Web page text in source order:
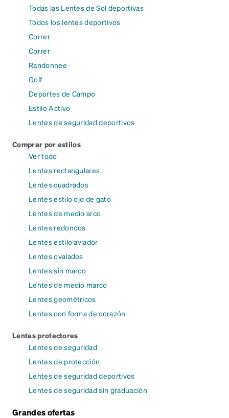
Todas las Lentes de Sol deportivas
Todos los lentes deportivos
Correr
Correr
Randonnee
Golf
Deportes de Campo
Estilo Activo
Lentes de seguridad deportivos
Comprar por estilos
Ver todo
Lentes rectangulares
Lentes cuadrados
Lentes estilo ojo de gato
Lentes de medio arco
Lentes redondos
Lentes estilo aviador
Lentes ovalados
Lentes sin marco
Lentes de medio marco
Lentes geométricos
Lentes con forma de corazón
Lentes protectores
Lentes de seguridad
Lentes de protección
Lentes de seguridad deportivos
Lentes de seguridad sin graduación
Grandes ofertas